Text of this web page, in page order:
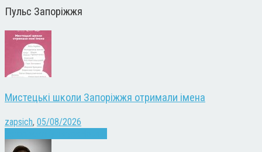
Пульс Запоріжжя
Мистецькі школи Запоріжжя отримали імена
zapsich, 05/08/2026